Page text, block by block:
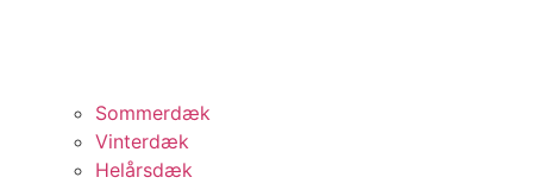
Sommerdæk
Vinterdæk
Helårsdæk